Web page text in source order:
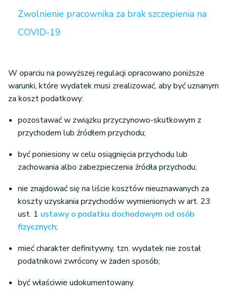
Zwolnienie pracownika za brak szczepienia na
COVID-19
W oparciu na powyższej regulacji opracowano poniższe
warunki, które wydatek musi zrealizować, aby być uznanym
za koszt podatkowy:
pozostawać w związku przyczynowo-skutkowym z
przychodem lub źródłem przychodu;
być poniesiony w celu osiągnięcia przychodu lub
zachowania albo zabezpieczenia źródła przychodu;
nie znajdować się na liście kosztów nieuznawanych za
koszty uzyskania przychodów wymienionych w art. 23
ust. 1 ustawy o podatku dochodowym od osób
fizycznych;
mieć charakter definitywny, tzn. wydatek nie został
podatnikowi zwrócony w żaden sposób;
być właściwie udokumentowany.